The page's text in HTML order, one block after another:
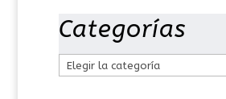
Categorías